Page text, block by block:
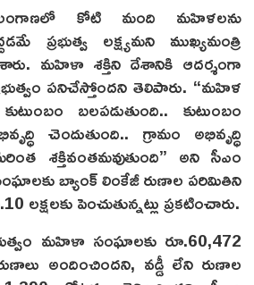
కోటి మంది మహిళలను
ప్రభుత్వ లక్ష్యమని ముఖ్యమంత్రి
మహిళా శక్తిని దేశానికి ఆదర్శంగా
పనిచేస్తోందని తెలిపారు. “మహిళ
బలపడుతుంది.. కుటుంబం
చెందుతుంది.. గ్రామం అభివృద్ధి
శక్తివంతమవుతుంది” అని సీఎం
బ్యాంక్ లింకేజీ రుణాల పరిమితిని
లక్షలకు పెంచుతున్నట్లు ప్రకటించారు.
మహిళా సంఘాలకు రూ.60,472
అందించిందని, వడ్డీ లేని రుణాల